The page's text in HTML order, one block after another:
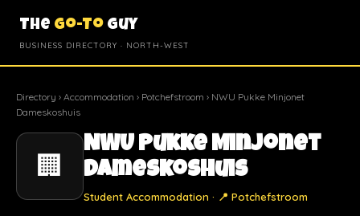
The Go-To Guy
BUSINESS DIRECTORY · NORTH-WEST
Directory › Accommodation › Potchefstroom › NWU Pukke Minjonet
Dameskoshuis
🏢
NWU Pukke Minjonet
Dameskoshuis
Student Accommodation · 📍 Potchefstroom